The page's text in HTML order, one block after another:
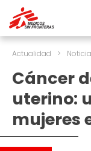
Actualidad >
Cáncer
uterino:
mujeres